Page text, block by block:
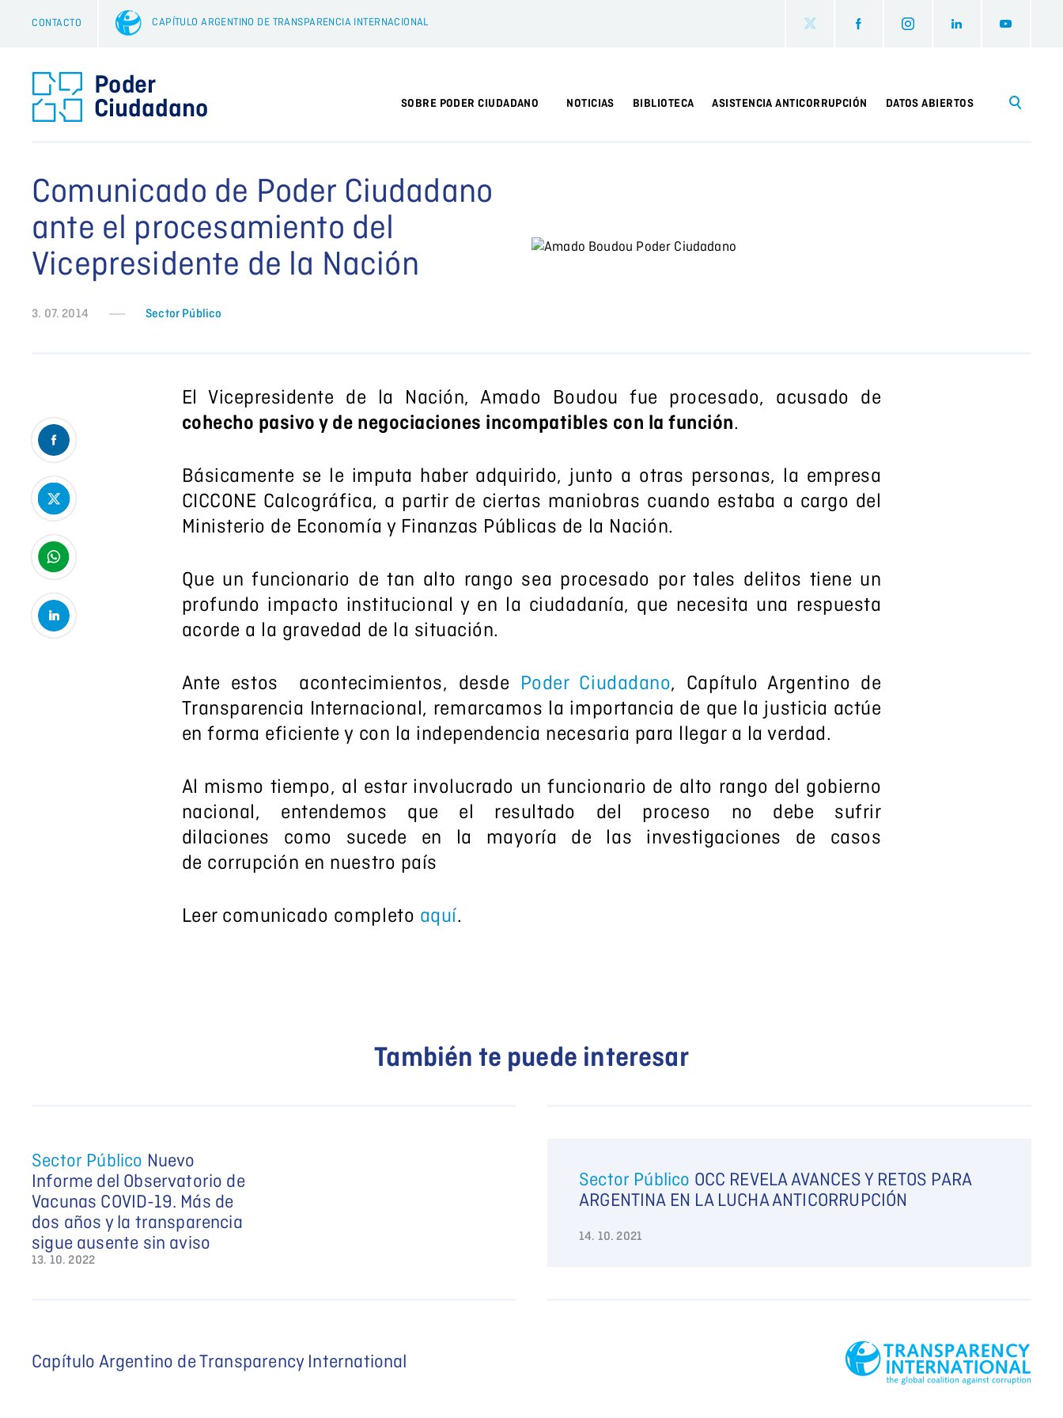
CONTACTO CAPÍTULO ARGENTINO DE TRANSPARENCIA INTERNACIONAL
SOBRE PODER CIUDADANO NOTICIAS BIBLIOTECA ASISTENCIA ANTICORRUPCIÓN DATOS ABIERTOS
Comunicado de Poder Ciudadano
ante el procesamiento del
Vicepresidente de la Nación
3. 07. 2014 Sector Público
El Vicepresidente de la Nación, Amado Boudou fue procesado, acusado de
cohecho pasivo y de negociaciones incompatibles con la función.
Básicamente se le imputa haber adquirido, junto a otras personas, la empresa
CICCONE Calcográfica, a partir de ciertas maniobras cuando estaba a cargo del
Ministerio de Economía y Finanzas Públicas de la Nación.
Que un funcionario de tan alto rango sea procesado por tales delitos tiene un
profundo impacto institucional y en la ciudadanía, que necesita una respuesta
acorde a la gravedad de la situación.
Ante estos acontecimientos, desde Poder Ciudadano, Capítulo Argentino de
Transparencia Internacional, remarcamos la importancia de que la justicia actúe
en forma eficiente y con la independencia necesaria para llegar a la verdad.
Al mismo tiempo, al estar involucrado un funcionario de alto rango del gobierno
nacional, entendemos que el resultado del proceso no debe sufrir
dilaciones como sucede en la mayoría de las investigaciones de casos
de corrupción en nuestro país
Leer comunicado completo aquí.
También te puede interesar
Sector Público Nuevo
Informe del Observatorio de
Vacunas COVID-19. Más de
dos años y la transparencia
sigue ausente sin aviso
13. 10. 2022
Sector Público OCC REVELA AVANCES Y RETOS PARA
ARGENTINA EN LA LUCHA ANTICORRUPCIÓN
14. 10. 2021
Capítulo Argentino de Transparency International